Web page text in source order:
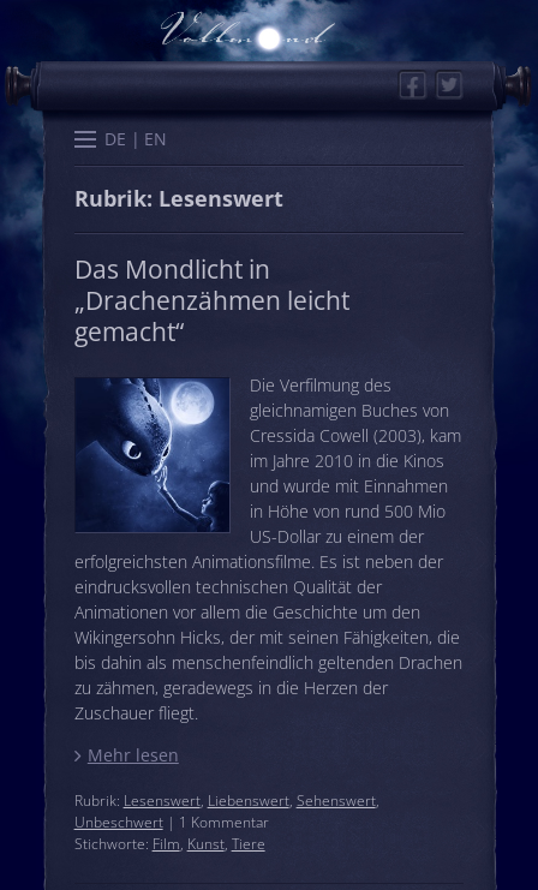
FacebookTwitter
DE EN
Start Kalender Karten
Rubrik: Lesenswert
Das Mondlicht in
„Drachenzähmen leicht
gemacht“
Die Verfilmung des
gleichnamigen Buches von
Cressida Cowell (2003), kam
im Jahre 2010 in die Kinos
und wurde mit Einnahmen
in Höhe von rund 500 Mio
US-Dollar zu einem der
erfolgreichsten Animationsfilme. Es ist neben der
eindrucksvollen technischen Qualität der
Animationen vor allem die Geschichte um den
Wikingersohn Hicks, der mit seinen Fähigkeiten, die
bis dahin als menschenfeindlich geltenden Drachen
zu zähmen, geradewegs in die Herzen der
Zuschauer fliegt.
Mehr lesen
Rubrik: Lesenswert, Liebenswert, Sehenswert,
Unbeschwert| 1 Kommentar
Stichworte: Film, Kunst, Tiere